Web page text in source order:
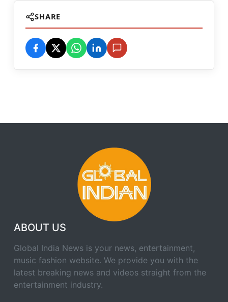
SHARE
ABOUT US
Global India News is your news, entertainment,
music fashion website. We provide you with the
latest breaking news and videos straight from the
entertainment industry.